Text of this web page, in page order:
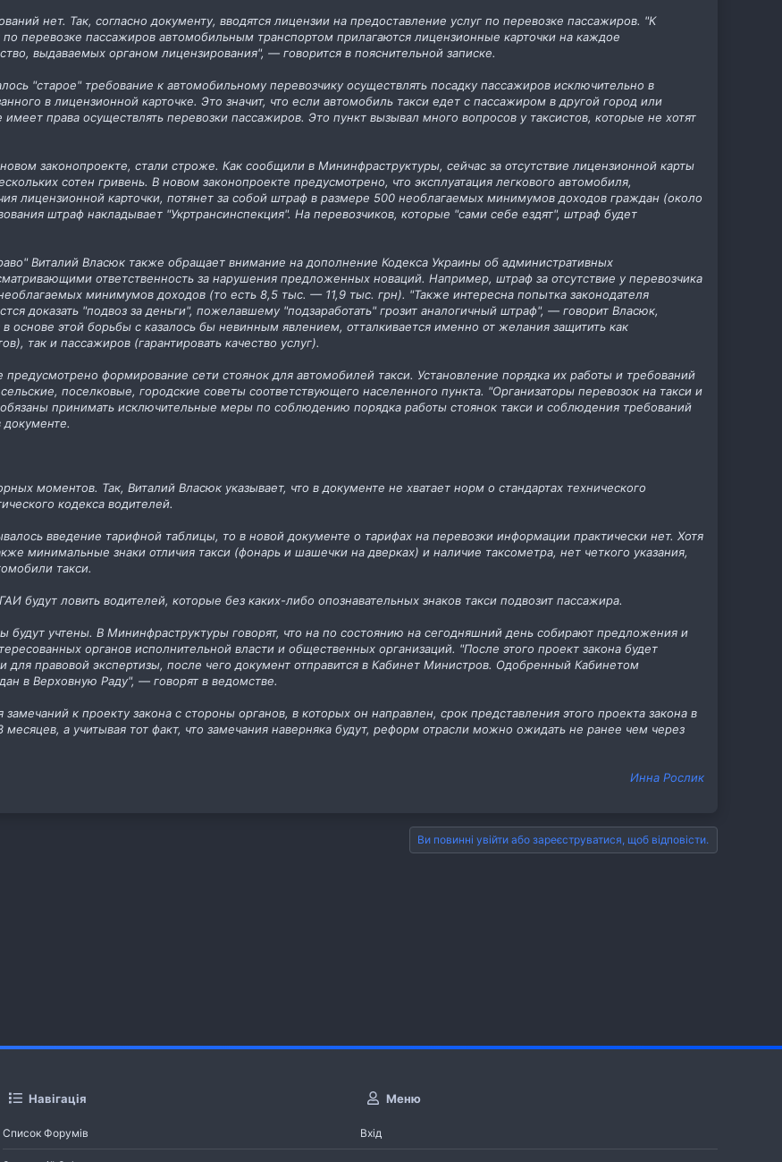
нет. Так, согласно документу, вводятся лицензии на предоставление услуг по перевозке пассажиров. "К
по перевозке пассажиров автомобильным транспортом прилагаются лицензионные карточки на каждое
выдаваемых органом лицензирования", — говорится в пояснительной записке.
"старое" требование к автомобильному перевозчику осуществлять посадку пассажиров исключительно в
в лицензионной карточке. Это значит, что если автомобиль такси едет с пассажиром в другой город или
права осуществлять перевозки пассажиров. Это пункт вызывал много вопросов у таксистов, которые не хотят
законопроекте, стали строже. Как сообщили в Мининфраструктуры, сейчас за отсутствие лицензионной карты
сотен гривень. В новом законопроекте предусмотрено, что эксплуатация легкового автомобиля,
лицензионной карточки, потянет за собой штраф в размере 500 необлагаемых минимумов доходов граждан (около
штраф накладывает "Укртрансинспекция". На перевозчиков, которые "сами себе ездят", штраф будет
Виталий Власюк также обращает внимание на дополнение Кодекса Украины об административных
ответственность за нарушения предложенных новаций. Например, штраф за отсутствие у перевозчика
минимумов доходов (то есть 8,5 тыс. — 11,9 тыс. грн). "Также интересна попытка законодателя
доказать "подвоз за деньги", пожелавшему "подзаработать" грозит аналогичный штраф", — говорит Власюк,
основе этой борьбы с казалось бы невинным явлением, отталкивается именно от желания защитить как
так и пассажиров (гарантировать качество услуг).
предусмотрено формирование сети стоянок для автомобилей такси. Установление порядка их работы и требований
поселковые, городские советы соответствующего населенного пункта. "Организаторы перевозок на такси и
принимать исключительные меры по соблюдению порядка работы стоянок такси и соблюдения требований
документе.
моментов. Так, Виталий Власюк указывает, что в документе не хватает норм о стандартах технического
кодекса водителей.
введение тарифной таблицы, то в новой документе о тарифах на перевозки информации практически нет. Хотя
минимальные знаки отличия такси (фонарь и шашечки на дверках) и наличие таксометра, нет четкого указания,
такси.
будут ловить водителей, которые без каких-либо опознавательных знаков такси подвозит пассажира.
учтены. В Мининфраструктуры говорят, что на по состоянию на сегодняшний день собирают предложения и
органов исполнительной власти и общественных организаций. "После этого проект закона будет
для правовой экспертизы, после чего документ отправится в Кабинет Министров. Одобренный Кабинетом
в Верховную Раду", — говорят в ведомстве.
замечаний к проекту закона с стороны органов, в которых он направлен, срок представления этого проекта закона в
а учитывая тот факт, что замечания наверняка будут, реформ отрасли можно ожидать не ранее чем через
Инна Рослик
Ви повинні увійти або зареєструватися, щоб відповісти.
Навігація
Список Форумів
Меню
Вхід